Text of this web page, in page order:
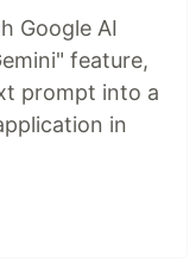
Google AI
feature,
prompt into a
in